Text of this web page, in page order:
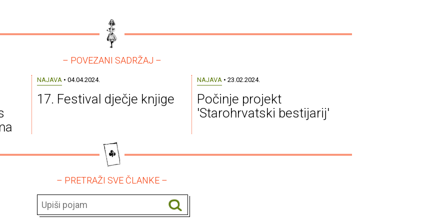
– POVEZANI SADRŽAJ –
NAJAVA • 04.04.2024.
17. Festival dječje knjige
NAJAVA • 23.02.2024.
Počinje projekt
'Starohrvatski bestijarij'
– PRETRAŽI SVE ČLANKE –